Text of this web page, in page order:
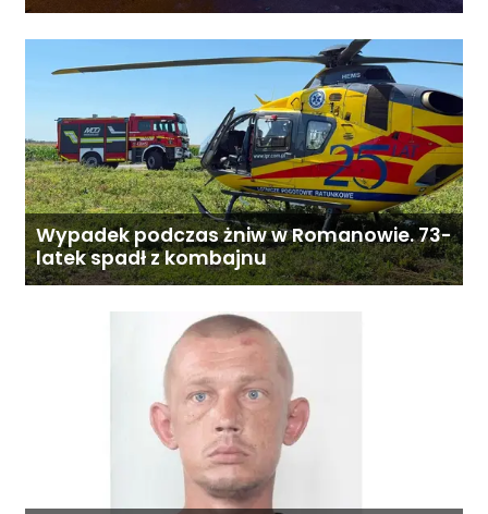
Wypadek podczas żniw w Romanowie. 73-
latek spadł z kombajnu